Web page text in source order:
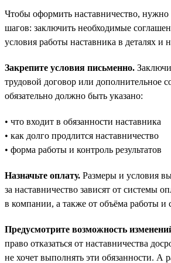
Чтобы оформить наставничество, нужно
шагов: заключить необходимые
условия работы наставника в деталях и
Закрепите условия письменно.
трудовой договор или дополнительное
обязательно должно быть указано:
• что входит в обязанности наставника
• как долго продлится наставничество
• форма работы и контроль результатов
Назначьте оплату. Размеры и условия
за наставничество зависят от системы
в компании, а также от объёма работы и
Предусмотрите возможность
право отказаться от наставничества
не хочет выполнять эти обязанности. А